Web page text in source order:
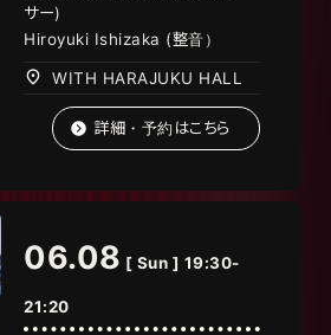
サー)
Hiroyuki Ishizaka (整音）
WITH HARAJUKU HALL
詳細・予約はこちら
06.08 [ Sun ] 19:30-
21:20